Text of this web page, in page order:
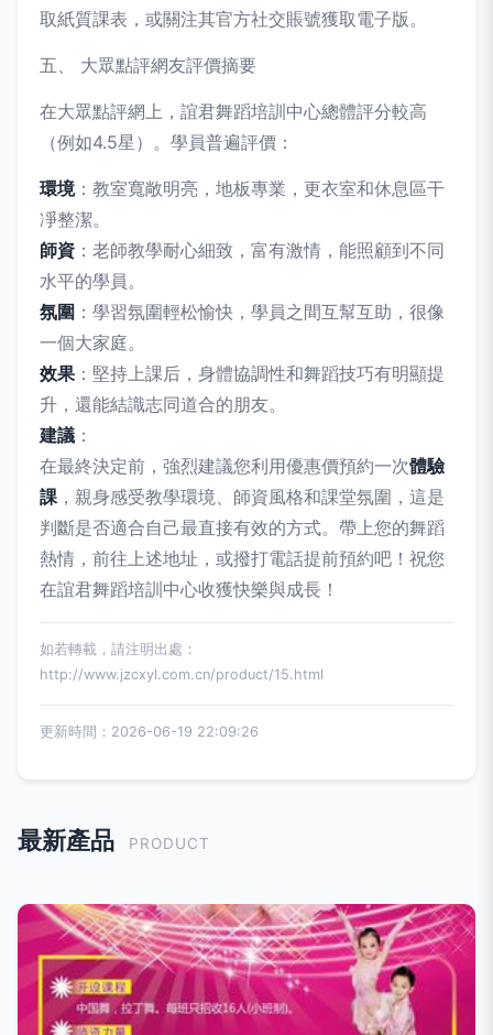
取紙質課表，或關注其官方社交賬號獲取電子版。
五、 大眾點評網友評價摘要
在大眾點評網上，誼君舞蹈培訓中心總體評分較高
（例如4.5星）。學員普遍評價：
環境：教室寬敞明亮，地板專業，更衣室和休息區干
凈整潔。
師資 ：老師教學耐心細致，富有激情，能照顧到不同
水平的學員。
氛圍 ：學習氛圍輕松愉快，學員之間互幫互助，很像
一個大家庭。
效果 ：堅持上課后，身體協調性和舞蹈技巧有明顯提
升，還能結識志同道合的朋友。
建議 ：
在最終決定前，強烈建議您利用優惠價預約一次體驗
課，親身感受教學環境、師資風格和課堂氛圍，這是
判斷是否適合自己最直接有效的方式。帶上您的舞蹈
熱情，前往上述地址，或撥打電話提前預約吧！祝您
在誼君舞蹈培訓中心收獲快樂與成長！
如若轉載，請注明出處：
http://www.jzcxyl.com.cn/product/15.html
更新時間：2026-06-19 22:09:26
最新產品 PRODUCT